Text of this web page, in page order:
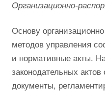
Организационно-
Основу
методов управления
и нормативные акты.
законодательных
документы,